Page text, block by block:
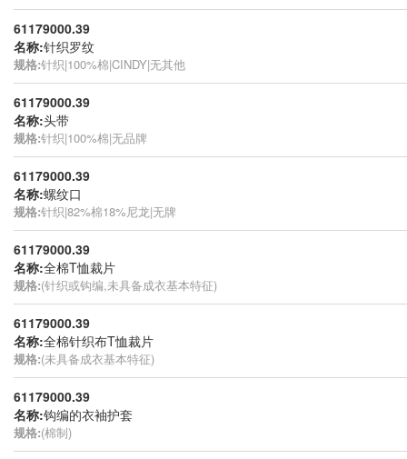
61179000.39
名称:针织罗纹
规格:针织|100%棉|CINDY|无其他
61179000.39
名称:头带
规格:针织|100%棉|无品牌
61179000.39
名称:螺纹口
规格:针织|82%棉18%尼龙|无牌
61179000.39
名称:全棉T恤裁片
规格:(针织或钩编,未具备成衣基本特征)
61179000.39
名称:全棉针织布T恤裁片
规格:(未具备成衣基本特征)
61179000.39
名称:钩编的衣袖护套
规格:(棉制)